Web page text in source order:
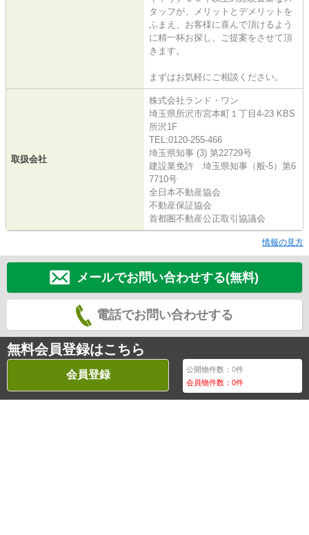
タッフが、メリットとデメリットを
ふまえ、お客様に喜んで頂けるよう
に精一杯お探し、ご提案をさせて頂
きます。
まずはお気軽にご相談ください。
取扱会社
株式会社ランド・ワン
埼玉県所沢市宮本町１丁目4-23 KBS
所沢1F
TEL:0120-255-466
埼玉県知事 (3) 第22729号
建設業免許 埼玉県知事（般-5）第6
7710号
全日本不動産協会
不動産保証協会
首都圏不動産公正取引協議会
情報の見方
メールでお問い合わせする(無料)
電話でお問い合わせする
無料会員登録はこちら
会員登録 公開物件数：0件
会員物件数：0件